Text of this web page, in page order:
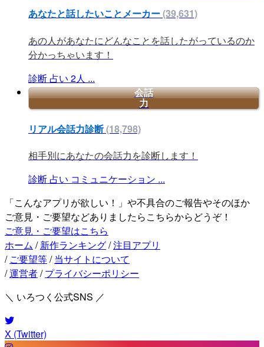
あなたと話したいことメーカー(39,631)
あの人があなたにどんなことを話したがっているのか
分かっちゃいます！
診断 占い 2人 ...
会話
力
リアル会話力診断(18,798)
相手別にあなたの会話力を診断します！
診断 占い コミュニケーション ...
「こんなアプリが欲しい！」や不具合のご報告やそのほか
ご意見・ご要望などありましたらこちらからどうぞ！
ご意見・ご要望はこちら
ホーム / 新作ランキング/注目アプリ
/ ご要望等/ 当サイトについて
/運営者/ プライバシーポリシー
＼ いろつく公式SNS ／
X (Twitter)